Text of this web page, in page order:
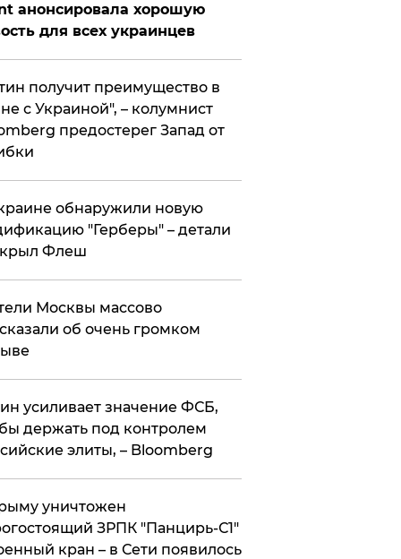
анонсировала хорошую
для всех украинцев
получит преимущество в
с Украиной", – колумнист
предостерег Запад от
обнаружили новую
"Герберы" – детали
Флеш
Москвы массово
об очень громком
усиливает значение ФСБ,
держать под контролем
элиты, – Bloomberg
уничтожен
ЗРПК "Панцирь-С1"
кран – в Сети появилось